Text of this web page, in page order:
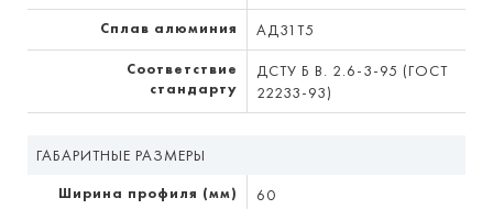
Сплав алюминия АД31Т5
Соответствие
стандарту
ДСТУ Б В. 2.6-3-95 (ГОСТ
22233-93)
ГАБАРИТНЫЕ РАЗМЕРЫ
Ширина профиля (мм) 60